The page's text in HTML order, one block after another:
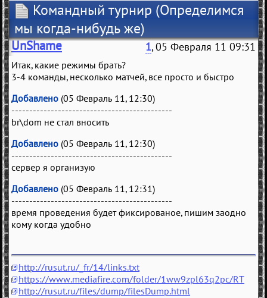
Командный турнир (Определимся
мы когда-нибудь же)
UnShame 1, 05 Февраля 11 09:31
Итак, какие режимы брать?
3-4 команды, несколько матчей, все просто и быстро
Добавлено (05 Февраль 11, 12:30)
---------------------------------------------
br\dom не стал вносить
Добавлено (05 Февраль 11, 12:30)
---------------------------------------------
сервер я организую
Добавлено (05 Февраль 11, 12:31)
---------------------------------------------
время проведения будет фиксированое, пишим заодно
кому когда удобно
http://rusut.ru/_fr/14/links.txt
https://www.mediafire.com/folder/1ww9zpl63q2pc/RT
http://rusut.ru/files/dump/filesDump.html